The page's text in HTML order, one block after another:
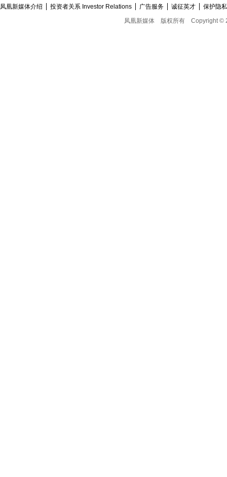
凤凰新媒体介绍 投资者关系 Investor Relations 广告服务 诚征英才
保护隐
凤凰新媒体
版权所有 Copyright ©